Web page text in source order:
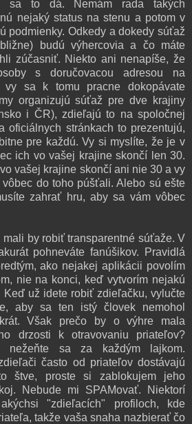
sa to dá. Nemám rada takých
nejaký status na stenu a potom v
podmienky. Odkedy a dokedy súťaž
budú výhercovia a čo máte
zúčasniť. Niekto ani nenapíše, že
s doručovacou adresou na
vy sa k tomu pracne dokopávate
organizujú súťaž pre dve krajiny
i ČR), zdieľajú to na spoločnej
oficiálnych stránkach to prezentujú,
pre každú. Vy si myslíte, že je v
ich vo vašej krajine skončí len 30.
vašej krajine skončí ani nie 30 a vy
do toho púšťali. Alebo sú ešte
zahrať hru, aby sa vám vôbec
mali by robiť transparentné súťaže. V
pohneváte fanúšikov. Pravidlá
ako nejakej aplikácii povolím
nie na konci, keď vytvorím nejakú
Keď už idete robiť zdieľačku, vylučte
aby sa ten istý človek nemohol
Však prečo by o výhre mala
drzosti k otravovaniu priateľov?
nežeňte sa za každým lajkom.
často od priateľov dostávajú
štve, proste si zablokujem jeho
Nebude mi SPAMovať. Niektorí
"zdieľacích" profiloch, kde
takže vaša snaha nazbierať čo